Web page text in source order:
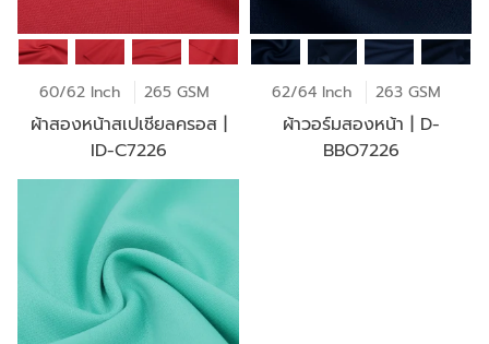
60/62 Inch 265 GSM
ผ้าสองหน้าสเปเชียลครอส |
ID-C7226
62/64 Inch 263 GSM
ผ้าวอร์มสองหน้า | D-
BBO7226